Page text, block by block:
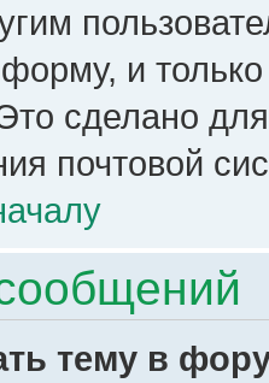
и
сделано
почтовой
тему в